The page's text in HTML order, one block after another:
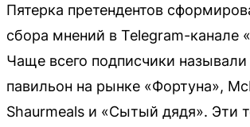
Пятерка претендентов
сбора мнений в Telegram-канале
Чаще всего подписчики
павильон на рынке «Фортуна»,
Shaurmeals и «Сытый дядя». Эти